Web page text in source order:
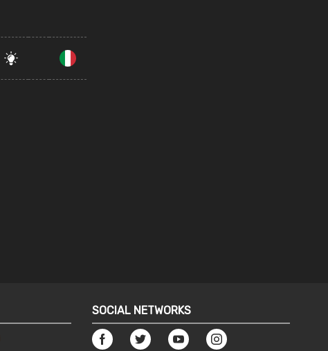
SOCIAL NETWORKS